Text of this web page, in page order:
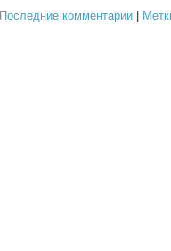
Последние комментарии